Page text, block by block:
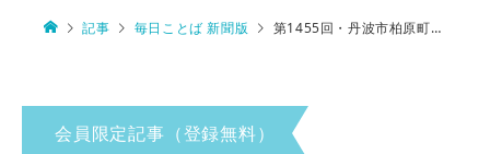
記事 毎日ことば 新聞版 第1455回・丹波市柏原町 読み方は…
会員限定記事（登録無料）